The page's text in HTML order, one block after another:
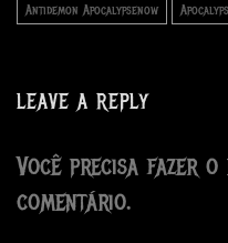
Antidemon Apocalypsenow
LEAVE A REPLY
Você precisa fazer o
comentário.